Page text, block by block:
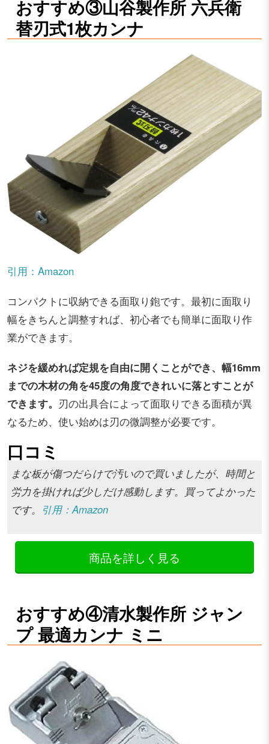
おすすめ③山谷製作所 六兵衛
替刃式1枚カンナ
引用：Amazon
コンパクトに収納できる面取り鉋です。最初に面取り
幅をきちんと調整すれば、初心者でも簡単に面取り作
業ができます。
ネジを緩めれば定規を自由に開くことができ、幅16mm
までの木材の角を45度の角度できれいに落とすことが
できます。 刃の出具合によって面取りできる面積が異
なるため、使い始めは刃の微調整が必要です。
口コミ
まな板が傷つだらけで汚いので買いましたが、時間と
労力を掛ければ少しだけ感動します。買ってよかった
です。 引用：Amazon
商品を詳しく見る
おすすめ④清水製作所 ジャン
プ 最適カンナ ミニ